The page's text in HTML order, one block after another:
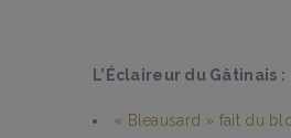
L’Éclaireur du Gâtinais :
« Bleausard » fait du